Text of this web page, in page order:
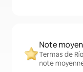
Note
Termas de
note